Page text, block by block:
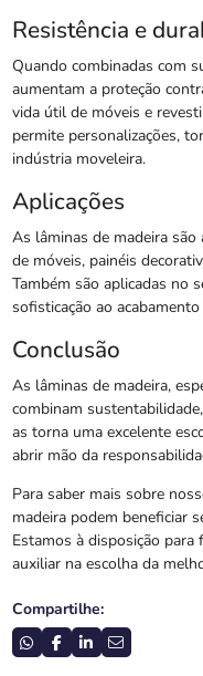
Resistência e
Quando combinadas com
aumentam a proteção
vida útil de móveis e
permite personalizações,
indústria moveleira.
Aplicações
As lâminas de madeira
de móveis, painéis
Também são aplicadas no
sofisticação ao
Conclusão
As lâminas de madeira,
combinam
as torna uma excelente
abrir mão da
Para saber mais sobre
madeira podem beneficiar
Estamos à disposição
auxiliar na escolha da
Compartilhe: